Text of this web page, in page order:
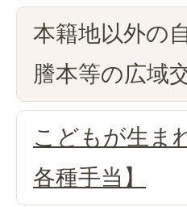
本籍地以外の
謄本等の広域
こどもが生ま
各種手当】